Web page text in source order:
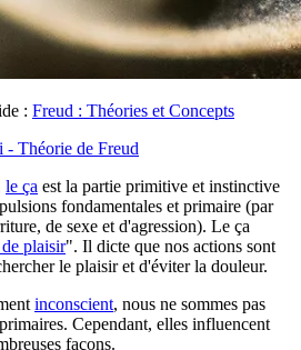
: Freud : Théories et Concepts
- Théorie de Freud
le ça est la partie primitive et instinctive
fondamentales et primaire (par
de sexe et d'agression). Le ça
plaisir". Il dicte que nos actions sont
le plaisir et d'éviter la douleur.
inconscient, nous ne sommes pas
Cependant, elles influencent
façons.